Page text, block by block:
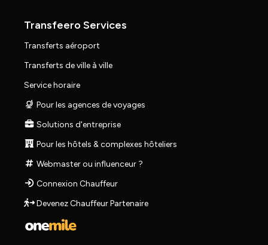
Transfeero Services
Transferts aéroport
Transferts de ville à ville
Service horaire
Pour les agences de voyages
Solutions d'entreprise
Pour les hôtels & complexes hôteliers
Webmaster ou influenceur ?
Connexion Chauffeur
Devenez Chauffeur Partenaire